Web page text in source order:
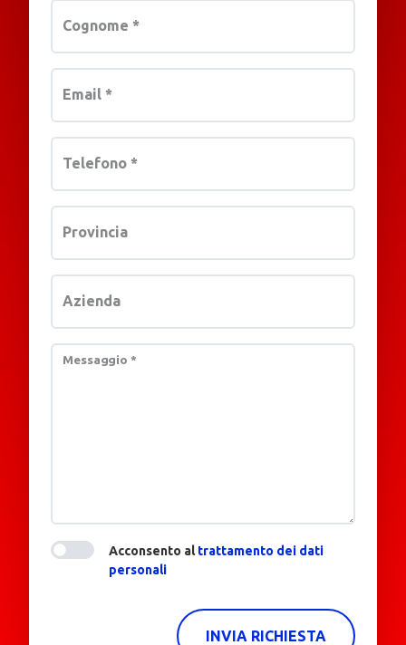
Cognome *
Email *
Telefono *
Provincia
Azienda
Messaggio *
Acconsento altrattamento dei dati
personali
INVIA RICHIESTA